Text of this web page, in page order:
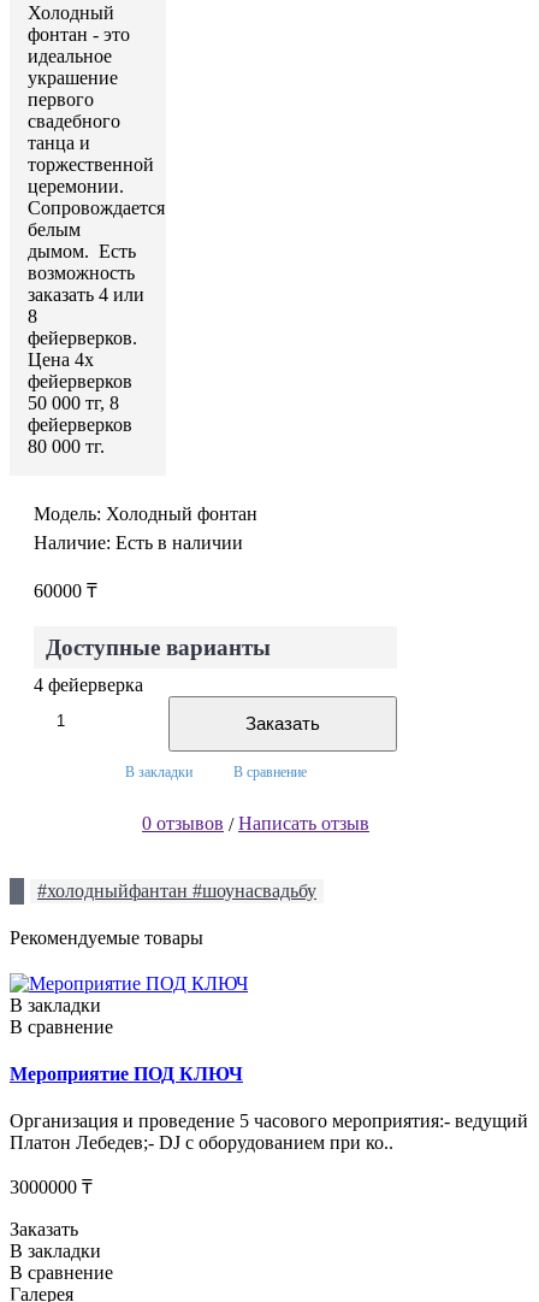
Холодный
фонтан - это
идеальное
украшение
первого
свадебного
танца и
торжественной
церемонии.
Сопровождается
белым
дымом. Есть
возможность
заказать 4 или
8
фейерверков.
Цена 4х
фейерверков
50 000 тг, 8
фейерверков
80 000 тг.
Модель: Холодный фонтан
Наличие: Есть в наличии
60000 ₸
Доступные варианты
4 фейерверка
Заказать
В закладки В сравнение
0 отзывов /Написать отзыв
#холодныйфантан #шоунасвадьбу
Рекомендуемые товары
В закладки
В сравнение
Мероприятие ПОД КЛЮЧ
Организация и проведение 5 часового мероприятия:- ведущий
Платон Лебедев;- DJ с оборудованием при ко..
3000000 ₸
Заказать
В закладки
В сравнение
Галерея